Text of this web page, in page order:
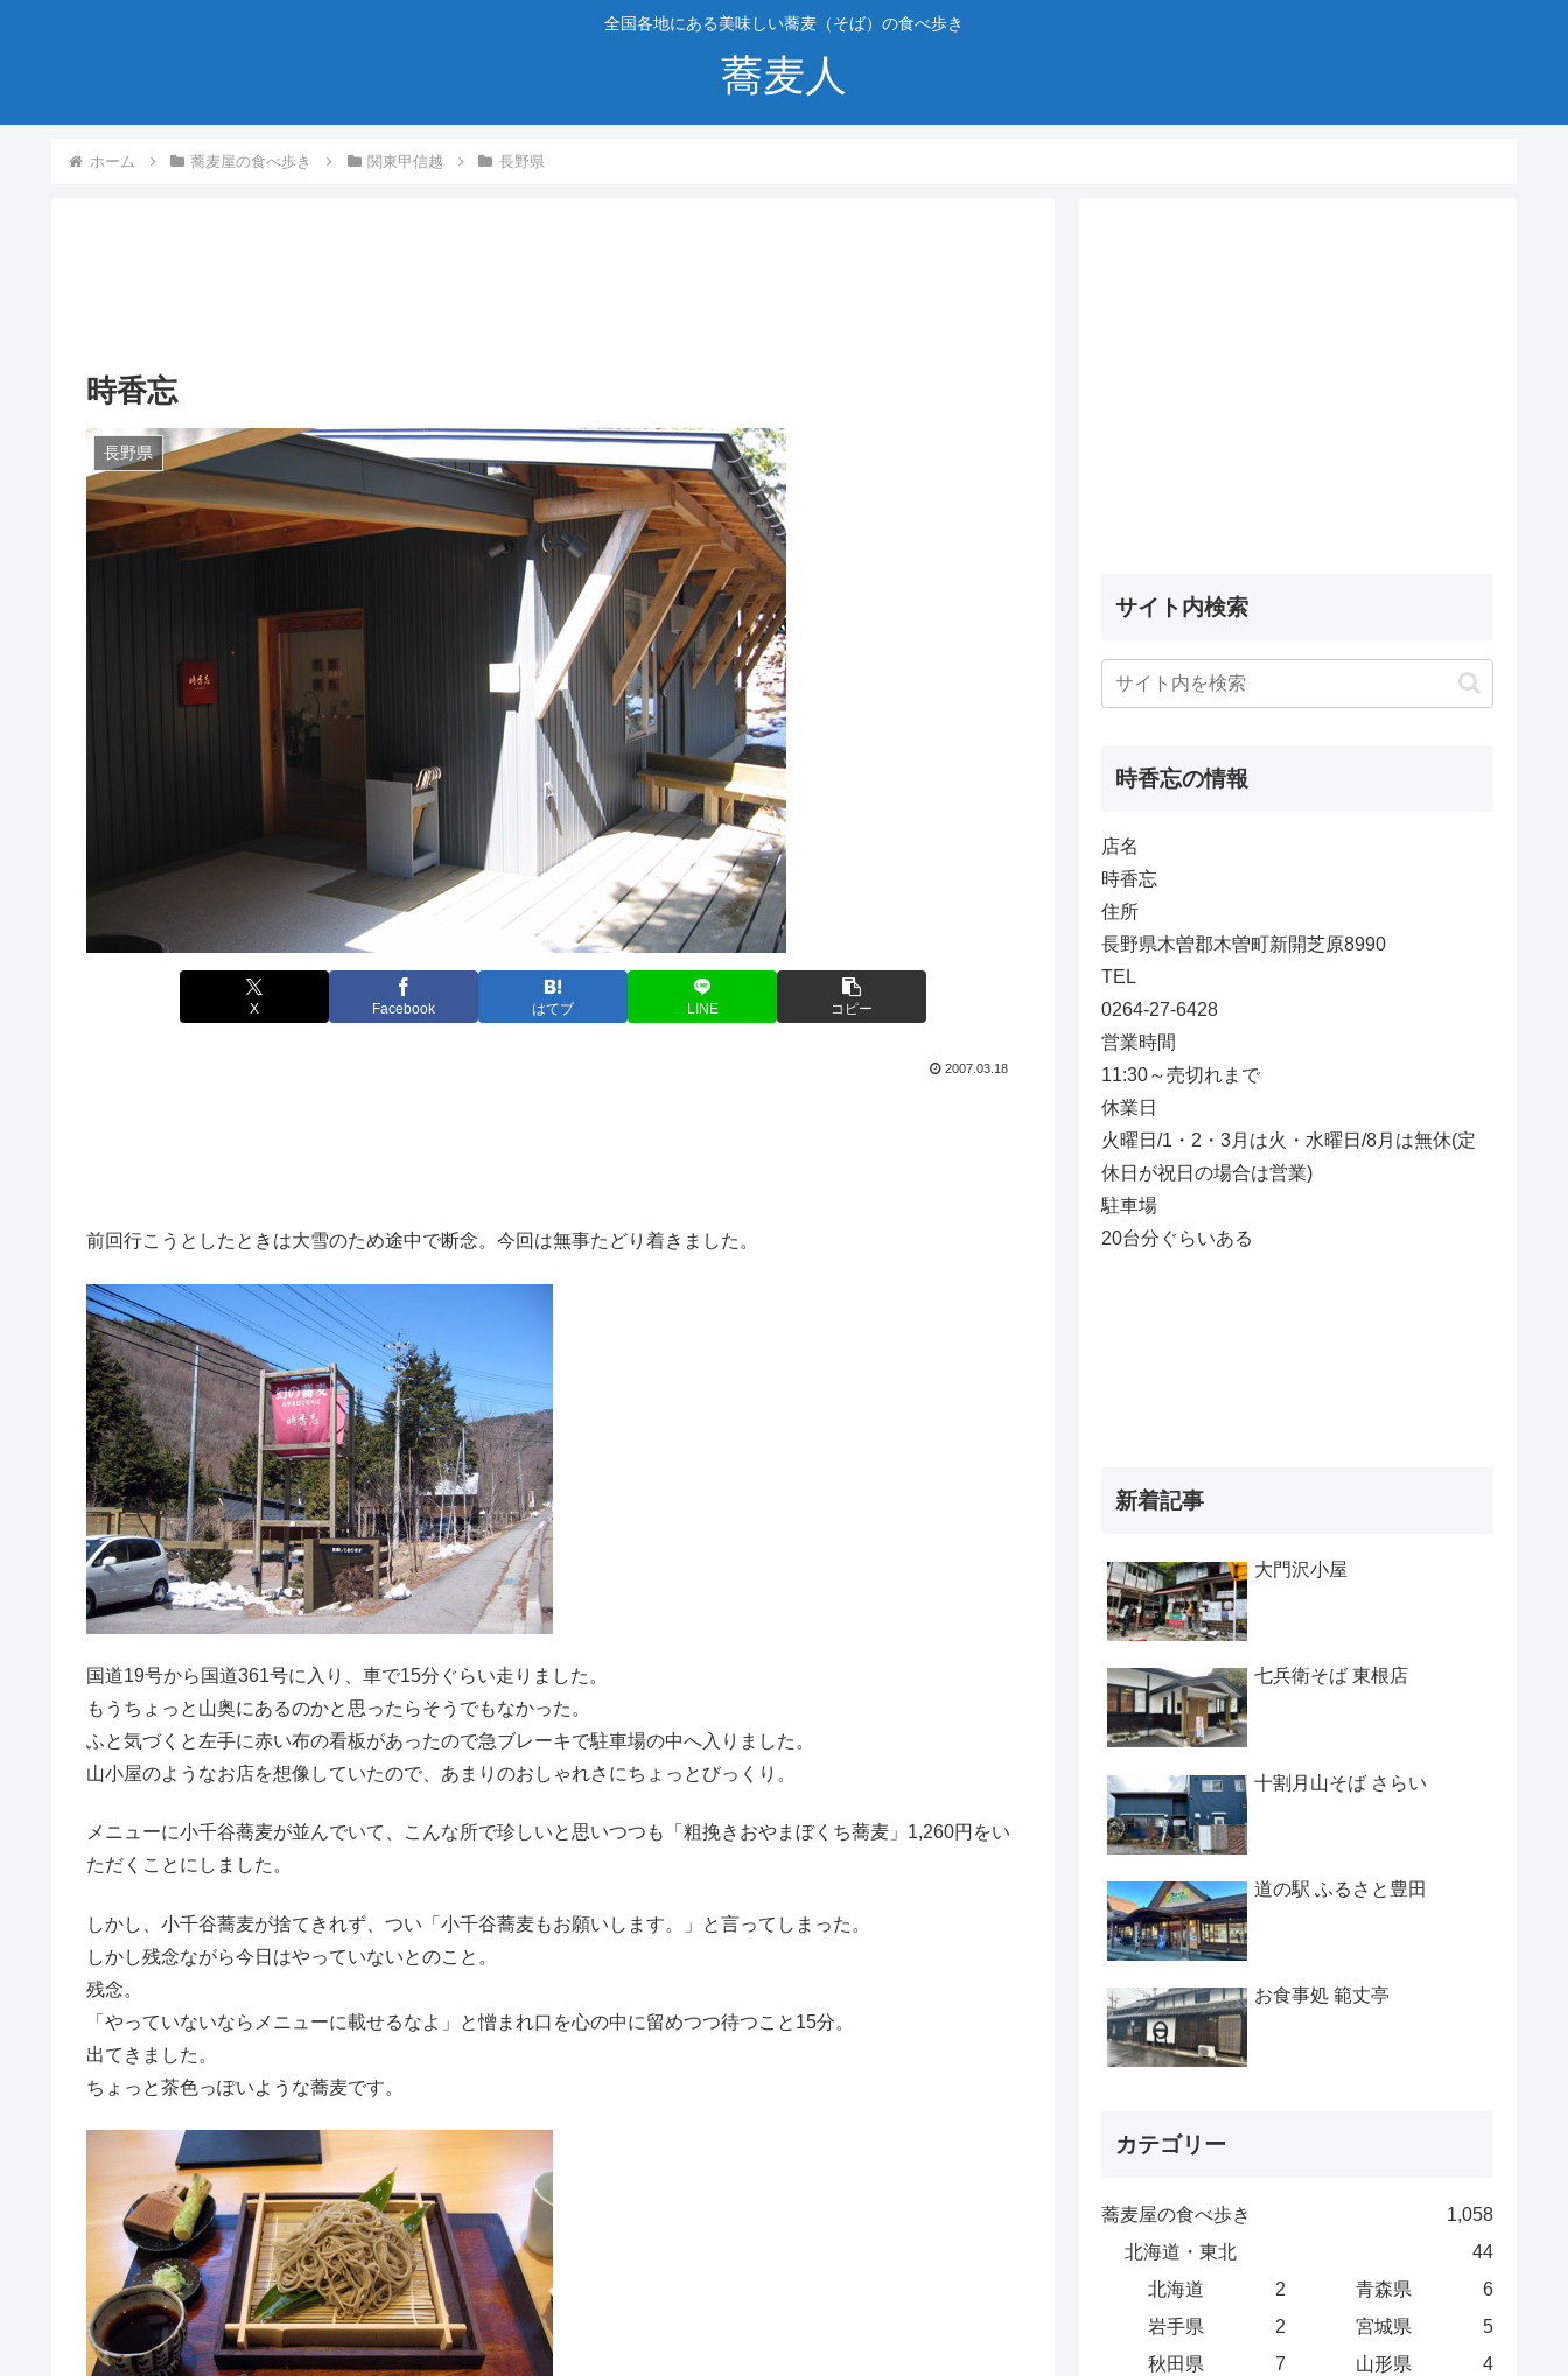
全国各地にある美味しい蕎麦（そば）の食べ歩き
蕎麦人
ホーム 蕎麦屋の食べ歩き 関東甲信越 長野県
時香忘
長野県
X Facebook はてブ LINE コピー
2007.03.18
前回行こうとしたときは大雪のため途中で断念。今回は無事たどり着きました。
国道19号から国道361号に入り、車で15分ぐらい走りました。
もうちょっと山奥にあるのかと思ったらそうでもなかった。
ふと気づくと左手に赤い布の看板があったので急ブレーキで駐車場の中へ入りました。
山小屋のようなお店を想像していたので、あまりのおしゃれさにちょっとびっくり。
メニューに小千谷蕎麦が並んでいて、こんな所で珍しいと思いつつも「粗挽きおやまぼくち蕎麦」1,260円をい
ただくことにしました。
しかし、小千谷蕎麦が捨てきれず、つい「小千谷蕎麦もお願いします。」と言ってしまった。
しかし残念ながら今日はやっていないとのこと。
残念。
「やっていないならメニューに載せるなよ」と憎まれ口を心の中に留めつつ待つこと15分。
出てきました。
ちょっと茶色っぽいような蕎麦です。
サイト内検索
時香忘の情報
店名
時香忘
住所
長野県木曽郡木曽町新開芝原8990
TEL
0264-27-6428
営業時間
11:30～売切れまで
休業日
火曜日/1・2・3月は火・水曜日/8月は無休(定
休日が祝日の場合は営業)
駐車場
20台分ぐらいある
新着記事
大門沢小屋
七兵衛そば 東根店
十割月山そば さらい
道の駅 ふるさと豊田
お食事処 範丈亭
カテゴリー
蕎麦屋の食べ歩き
1,058
北海道・東北
44
北海道
2 青森県
6
岩手県
2 宮城県
5
秋田県
7 山形県
4